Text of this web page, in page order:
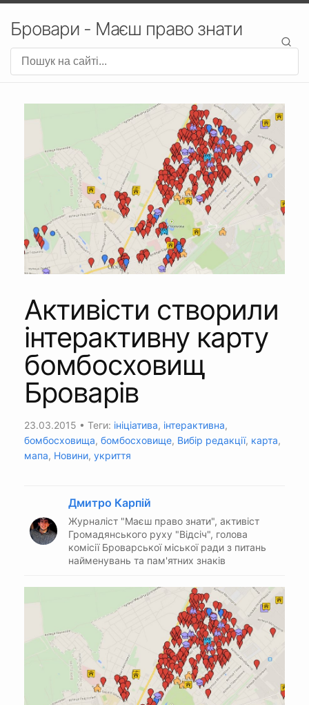
Бровари - Маєш право знати
Активісти створили
інтерактивну карту
бомбосховищ
Броварів
23.03.2015 • Теги: ініціатива, інтерактивна,
бомбосховища, бомбосховище, Вибір редакції, карта,
мапа, Новини, укриття
Дмитро Карпій
Журналіст "Маєш право знати", активіст
Громадянського руху "Відсіч", голова
комісії Броварської міської ради з питань
найменувань та пам'ятних знаків